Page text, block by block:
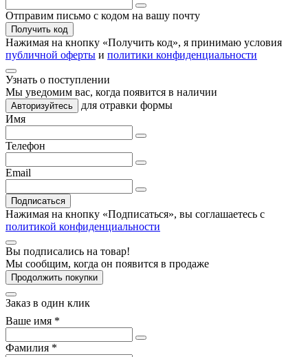
Отправим письмо с кодом на вашу почту
Получить код
Нажимая на кнопку «Получить код», я принимаю условия
публичной оферты и политики конфиденциальности
Узнать о поступлении
Мы уведомим вас, когда появится в наличии
Авторизуйтесь
для отравки формы
Имя
Телефон
Email
Подписаться
Нажимая на кнопку «Подписаться», вы соглашаетесь с
политикой конфиденциальности
Вы подписались на товар!
Мы сообщим, когда он появится в продаже
Продолжить покупки
Заказ в один клик
Ваше имя *
Фамилия *